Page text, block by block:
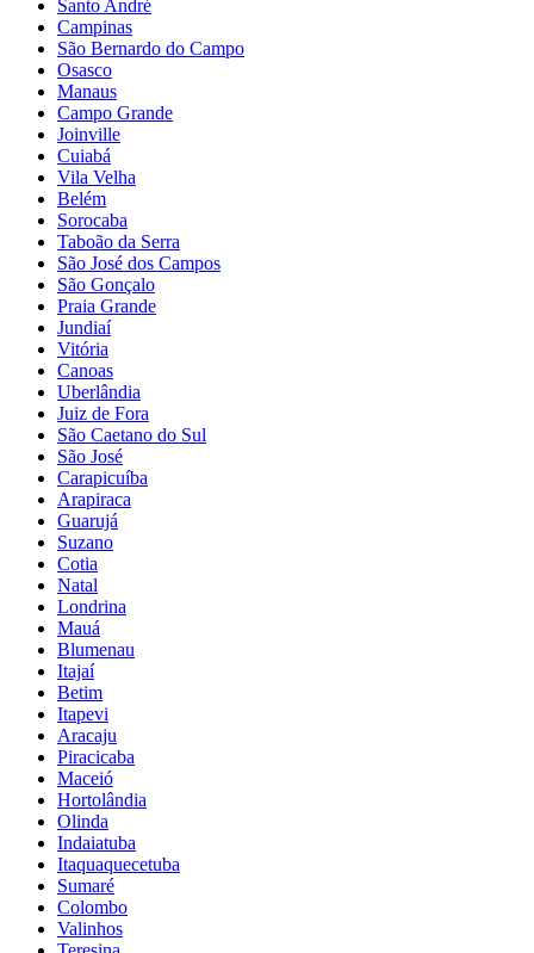
Santo André
Campinas
São Bernardo do Campo
Osasco
Manaus
Campo Grande
Joinville
Cuiabá
Vila Velha
Belém
Sorocaba
Taboão da Serra
São José dos Campos
São Gonçalo
Praia Grande
Jundiaí
Vitória
Canoas
Uberlândia
Juiz de Fora
São Caetano do Sul
São José
Carapicuíba
Arapiraca
Guarujá
Suzano
Cotia
Natal
Londrina
Mauá
Blumenau
Itajaí
Betim
Itapevi
Aracaju
Piracicaba
Maceió
Hortolândia
Olinda
Indaiatuba
Itaquaquecetuba
Sumaré
Colombo
Valinhos